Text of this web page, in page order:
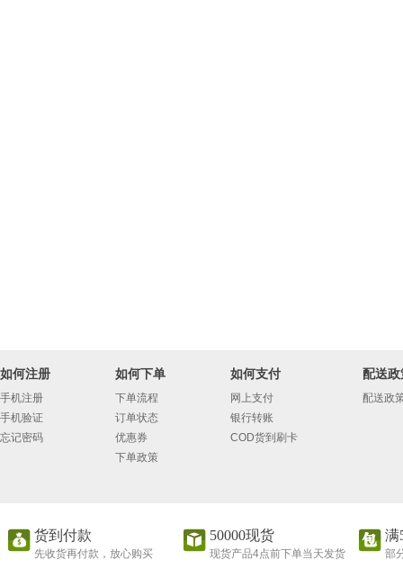
如何注册
手机注册
手机验证
忘记密码
如何下单
下单流程
订单状态
优惠券
下单政策
如何支付
网上支付
银行转账
COD货到刷卡
配送政
配送政
货到付款
先收货再付款，放心购买
50000现货
现货产品4点前下单当天发货
满
部